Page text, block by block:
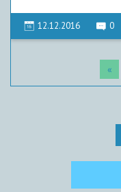
12.12.2016 0
«